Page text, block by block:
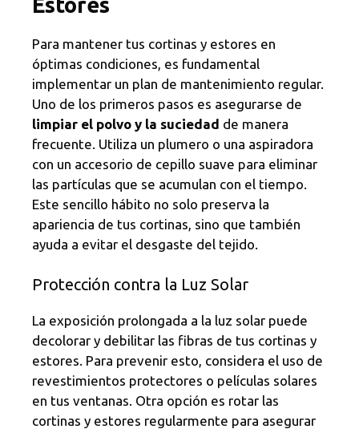
Estores
Para mantener tus cortinas y estores en
óptimas condiciones, es fundamental
implementar un plan de mantenimiento regular.
Uno de los primeros pasos es asegurarse de
limpiar el polvo y la suciedad de manera
frecuente. Utiliza un plumero o una aspiradora
con un accesorio de cepillo suave para eliminar
las partículas que se acumulan con el tiempo.
Este sencillo hábito no solo preserva la
apariencia de tus cortinas, sino que también
ayuda a evitar el desgaste del tejido.
Protección contra la Luz Solar
La exposición prolongada a la luz solar puede
decolorar y debilitar las fibras de tus cortinas y
estores. Para prevenir esto, considera el uso de
revestimientos protectores o películas solares
en tus ventanas. Otra opción es rotar las
cortinas y estores regularmente para asegurar